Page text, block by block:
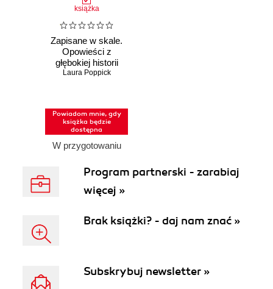
książka
Zapisane w skale.
Opowieści z
głębokiej historii
Ziemi
Laura Poppick
Powiadom mnie, gdy
książka będzie
dostępna
W przygotowaniu
Program partnerski - zarabiaj
więcej »
Brak książki? - daj nam znać »
Subskrybuj newsletter »